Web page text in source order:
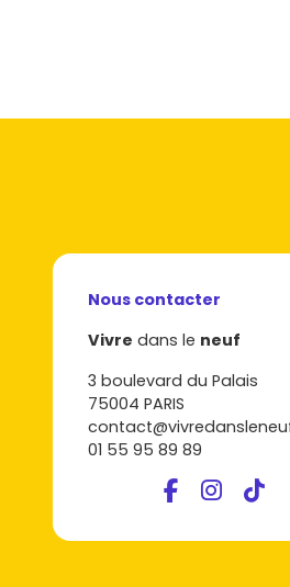
Nous contacter
Vivre dans le neuf
3 boulevard du Palais
75004 PARIS
01 55 95 89 89